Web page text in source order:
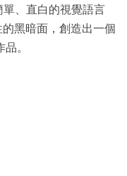
、直白的視覺語言
黑暗面，創造出一個
。